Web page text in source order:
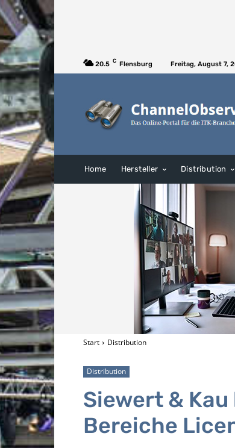
20.5 C Flensburg Freitag, August 7,
Home Hersteller Distribution
Start Distribution
Distribution
Siewert &
Bereiche